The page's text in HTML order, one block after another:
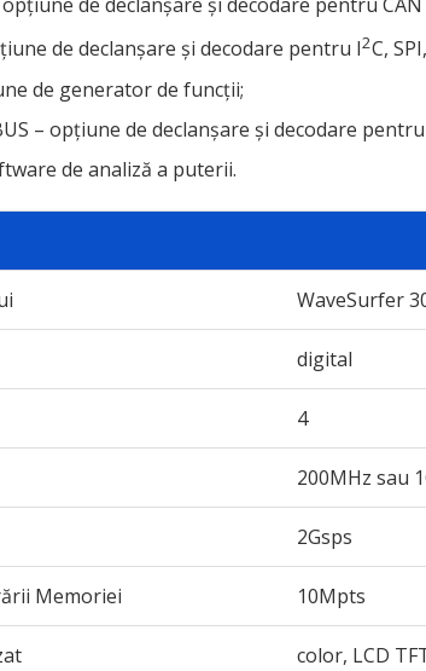
de declanșare și decodare pentru I2C,
de generator de funcții;
– opțiune de declanșare și decodare pentru
de analiză a puterii.
WaveSurfer
digital
4
200MHz sau
2Gsps
Memoriei 10Mpts
color, LCD